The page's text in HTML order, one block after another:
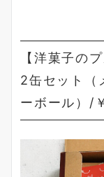
【洋菓子の
2缶セット（
ーボール）/